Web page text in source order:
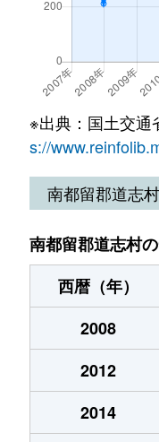
※出典：国土交通
s://
南都留郡道志
南都留郡道志村
西暦（年）
2008
2012
2014